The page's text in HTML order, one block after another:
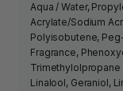
Aqua / Water,
Acrylate/Sodium
Polyisobutene,
Fragrance,
Trimethylolpropane
Linalool, Geraniol,